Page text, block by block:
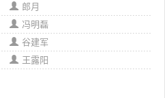
郎月
冯明磊
谷建军
王露阳